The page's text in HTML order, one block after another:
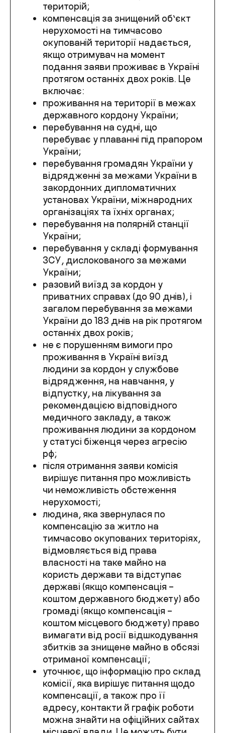
територій;
компенсація за знищений об’єкт
нерухомості на тимчасово
окупованій території надається,
якщо отримувач на момент
подання заяви проживає в Україні
протягом останніх двох років. Це
включає:
проживання на території в межах
державного кордону України;
перебування на судні, що
перебуває у плаванні під прапором
України;
перебування громадян України у
відрядженні за межами України в
закордонних дипломатичних
установах України, міжнародних
організаціях та їхніх органах;
перебування на полярній станції
України;
перебування у складі формування
ЗСУ, дислокованого за межами
України;
разовий виїзд за кордон у
приватних справах (до 90 днів), і
загалом перебування за межами
України до 183 днів на рік протягом
останніх двох років;
не є порушенням вимоги про
проживання в Україні виїзд
людини за кордон у службове
відрядження, на навчання, у
відпустку, на лікування за
рекомендацією відповідного
медичного закладу, а також
проживання людини за кордоном
у статусі біженця через агресію
рф;
після отримання заяви комісія
вирішує питання про можливість
чи неможливість обстеження
нерухомості;
людина, яка звернулася по
компенсацію за житло на
тимчасово окупованих територіях,
відмовляється від права
власності на таке майно на
користь держави та відступає
державі (якщо компенсація –
коштом державного бюджету) або
громаді (якщо компенсація –
коштом місцевого бюджету) право
вимагати від росії відшкодування
збитків за знищене майно в обсязі
отриманої компенсації;
уточнює, що інформацію про склад
комісії, яка вирішує питання щодо
компенсації, а також про її
адресу, контакти й графік роботи
можна знайти на офіційних сайтах